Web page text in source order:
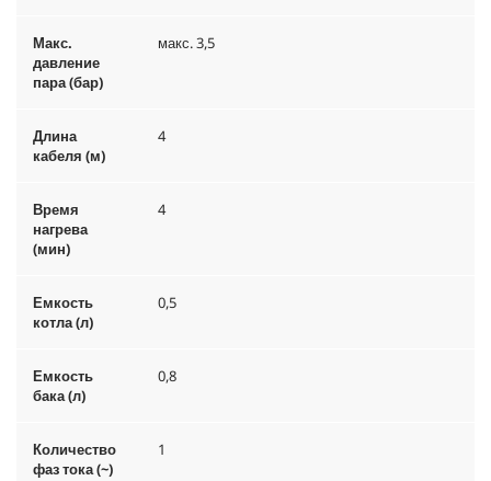
Макс.
давление
пара (бар)
макс. 3,5
Длина
кабеля (м)
4
Время
нагрева
(мин)
4
Емкость
котла (л)
0,5
Емкость
бака (л)
0,8
Количество
фаз тока (~)
1